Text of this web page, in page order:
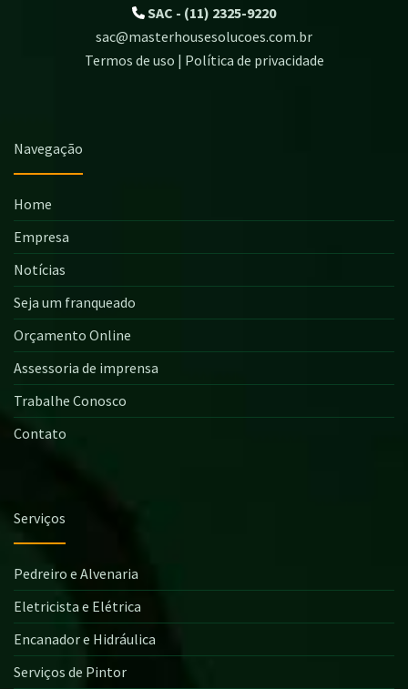
SAC - (11) 2325-9220
sac@masterhousesolucoes.com.br
Termos de uso | Política de privacidade
Navegação
Home
Empresa
Notícias
Seja um franqueado
Orçamento Online
Assessoria de imprensa
Trabalhe Conosco
Contato
Serviços
Pedreiro e Alvenaria
Eletricista e Elétrica
Encanador e Hidráulica
Serviços de Pintor